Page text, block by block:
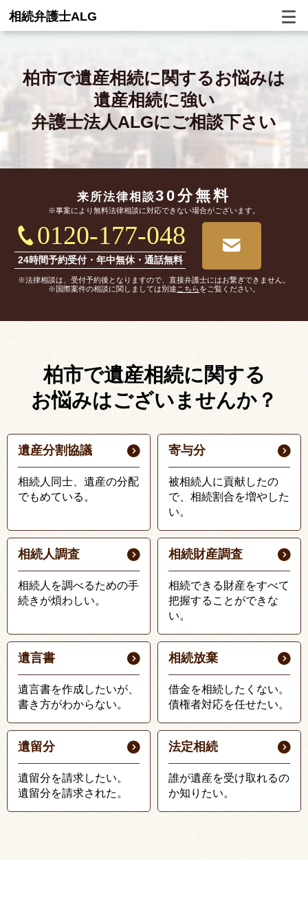
相続弁護士ALG
柏市で遺産相続に関するお悩みは
遺産相続に強い
弁護士法人ALGにご相談下さい
来所法律相談30分無料
※事案により無料法律相談に対応できない場合がございます。
0120-177-048
24時間予約受付・年中無休・通話無料
※法律相談は、受付予約後となりますので、直接弁護士にはお繋ぎできません。
※国際案件の相談に関しましては別途 こちらをご覧ください。
柏市で遺産相続に関する
お悩みはございませんか？
遺産分割協議
相続人同士、遺産の分配
でもめている。
寄与分
被相続人に貢献したの
で、相続割合を増やした
い。
相続人調査
相続人を調べるための手
続きが煩わしい。
相続財産調査
相続できる財産をすべて
把握することができな
い。
遺言書
遺言書を作成したいが、
書き方がわからない。
相続放棄
借金を相続したくない。
債権者対応を任せたい。
遺留分
遺留分を請求したい。
遺留分を請求された。
法定相続
誰が遺産を受け取れるの
か知りたい。